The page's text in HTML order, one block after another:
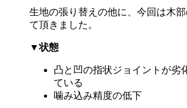
生地の張り替えの他に、今回は木
て頂きました。
▼状態
凸と凹の指状ジョイントが劣
ている
噛み込み精度の低下